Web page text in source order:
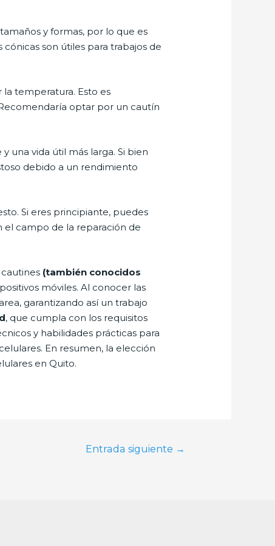
y formas, por lo que es
son útiles para trabajos de
temperatura. Esto es
optar por un cautín
una vida útil más larga. Si bien
debido a un rendimiento
Si eres principiante, puedes
el campo de la reparación de
(también conocidos
móviles. Al conocer las
garantizando así un trabajo
, que cumpla con los requisitos
y habilidades prácticas para
En resumen, la elección
en Quito.
Entrada siguiente →